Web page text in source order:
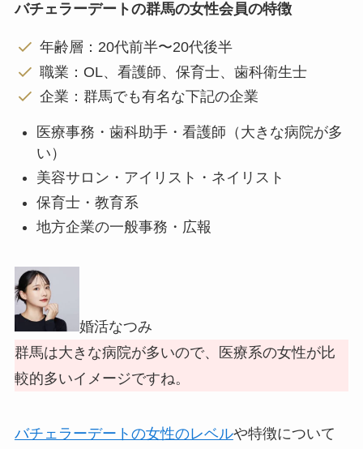
バチェラーデートの群馬の女性会員の特徴
年齢層：20代前半〜20代後半
職業：OL、看護師、保育士、歯科衛生士
企業：群馬でも有名な下記の企業
医療事務・歯科助手・看護師（大きな病院が多
い）
美容サロン・アイリスト・ネイリスト
保育士・教育系
地方企業の一般事務・広報
婚活なつみ
群馬は大きな病院が多いので、医療系の女性が比
較的多いイメージですね。
バチェラーデートの女性のレベルや特徴について